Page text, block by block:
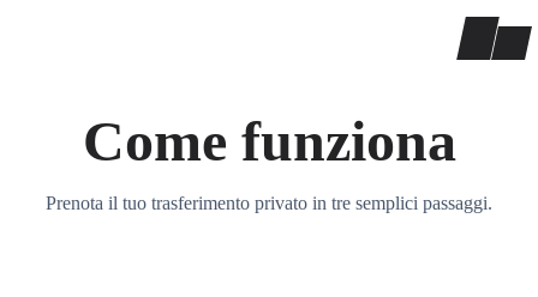
Come funziona
Prenota il tuo trasferimento privato in tre semplici passaggi.